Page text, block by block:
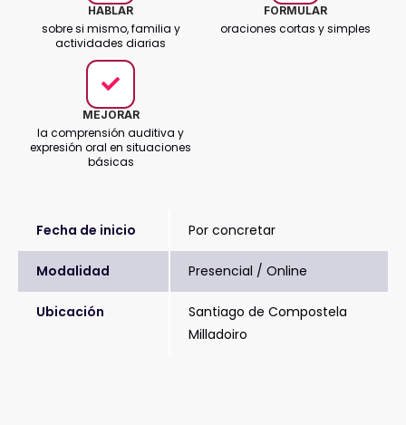
HABLAR
sobre si mismo, familia y
actividades diarias
FORMULAR
oraciones cortas y simples
MEJORAR
la comprensión auditiva y
expresión oral en situaciones
básicas
Fecha de inicio Por concretar
Modalidad Presencial / Online
Ubicación
Santiago de Compostela
Milladoiro